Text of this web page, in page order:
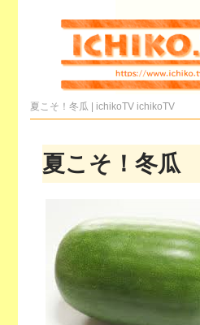
夏こそ！冬瓜 | ichikoTV ichikoTV
夏こそ！冬瓜